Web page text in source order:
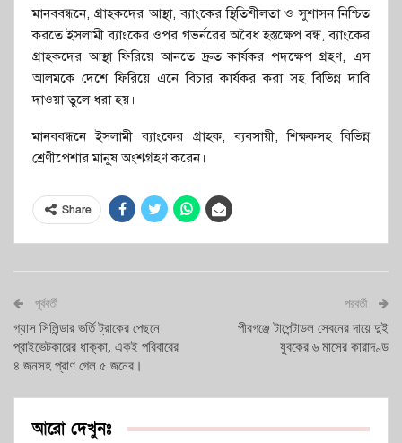
মানববন্ধনে, গ্রাহকদের আস্থা, ব্যাংকের স্থিতিশীলতা ও সুশাসন নিশ্চিত
করতে ইসলামী ব্যাংকের ওপর গভর্নরের অবৈধ হস্তক্ষেপ বন্ধ, ব্যাংকের
গ্রাহকদের আস্থা ফিরিয়ে আনতে দ্রুত কার্যকর পদক্ষেপ গ্রহণ, এস
আলমকে দেশে ফিরিয়ে এনে বিচার কার্যকর করা সহ বিভিন্ন দাবি
দাওয়া তুলে ধরা হয়।
মানববন্ধনে ইসলামী ব্যাংকের গ্রাহক, ব্যবসায়ী, শিক্ষকসহ বিভিন্ন
শ্রেণীপেশার মানুষ অংশগ্রহণ করেন।
Share
পূর্ববর্তী
গ্যাস সিলিন্ডার ভর্তি ট্রাকের পেছনে
প্রাইভেটকারের ধাক্কা, একই পরিবারের
৪ জনসহ প্রাণ গেল ৫ জনের।
পরবর্তী
পীরগঞ্জে টাপেন্টাডল সেবনের দায়ে দুই
যুবকের ৬ মাসের কারাদণ্ড
আরো দেখুনঃ